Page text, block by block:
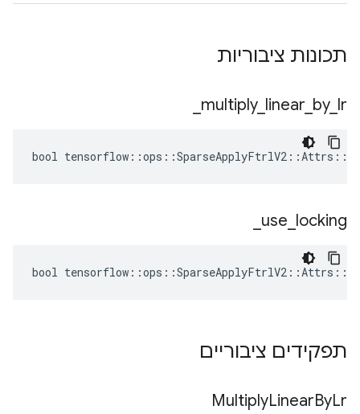
תכונות ציבוריות
multiply_ linear by_ lr
bool
use locking
bool
תפקידים ציבוריים
MultiplyLinearByLr